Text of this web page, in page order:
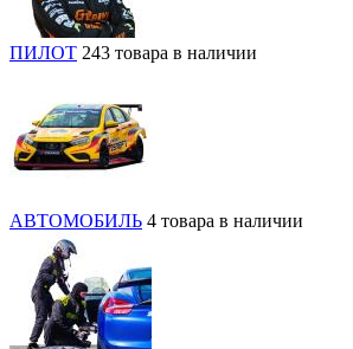
ПИЛОТ 243 товара в наличии
АВТОМОБИЛЬ 4 товара в наличии